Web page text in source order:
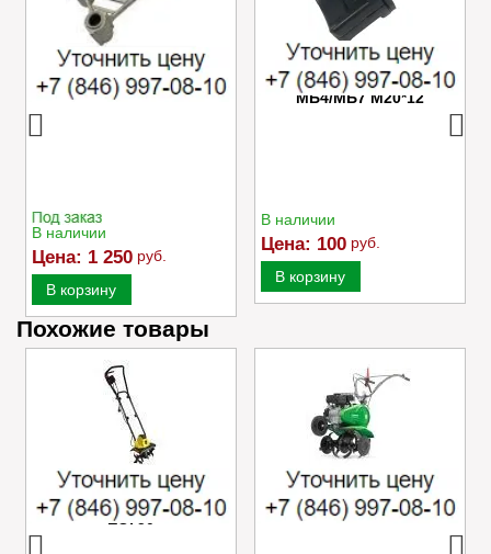
Успокоитель цепи
Caiman VARIO
В наличии
Цена: 1 250 руб.
В корзину
Пробка маслозаливного
отверстия редуктора
МБ4/МБ7 M20*12
В наличии
Цена: 100 руб.
В корзину
Похожие товары
Электрический
культиватор Champion
EC750
Культиватор Caiman
MOKKO 40 C2